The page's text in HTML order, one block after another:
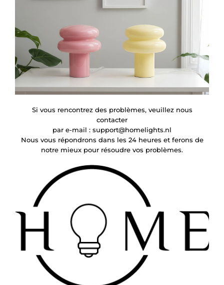
Si vous rencontrez des problèmes, veuillez nous
contacter
par e-mail : support@homelights.nl
Nous vous répondrons dans les 24 heures et ferons de
notre mieux pour résoudre vos problèmes.